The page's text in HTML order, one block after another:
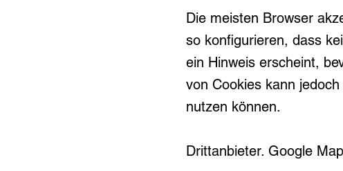
Die meisten Browser
so konfigurieren, dass
ein Hinweis erscheint,
von Cookies kann
nutzen können.
Drittanbieter. Google